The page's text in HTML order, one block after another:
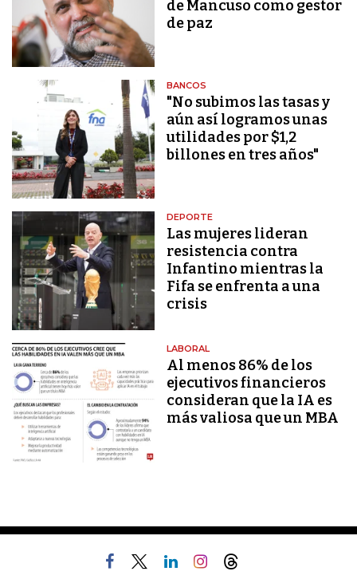
de Mancuso como gestor
de paz
BANCOS
"No subimos las tasas y
aún así logramos unas
utilidades por $1,2
billones en tres años"
DEPORTE
Las mujeres lideran
resistencia contra
Infantino mientras la
Fifa se enfrenta a una
crisis
LABORAL
Al menos 86% de los
ejecutivos financieros
consideran que la IA es
más valiosa que un MBA